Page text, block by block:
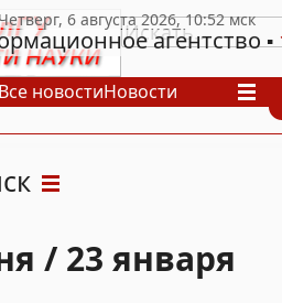
агентство
Все новостиНовости
/ 23 января